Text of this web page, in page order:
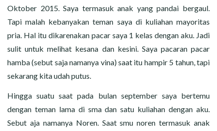
Oktober 2015. Saya termasuk anak yang pandai bergaul.
Tapi malah kebanyakan teman saya di kuliahan mayoritas
pria. Hal itu dikarenakan pacar saya 1 kelas dengan aku. Jadi
sulit untuk melihat kesana dan kesini. Saya pacaran pacar
hamba (sebut saja namanya vina) saat itu hampir 5 tahun, tapi
sekarang kita udah putus.
Hingga suatu saat pada bulan september saya bertemu
dengan teman lama di sma dan satu kuliahan dengan aku.
Sebut aja namanya Noren. Saat smu noren termasuk anak
CERITA NAKAL
CERITA SEMPROT
CERITA SPERMA
CERITA HOT MAMA